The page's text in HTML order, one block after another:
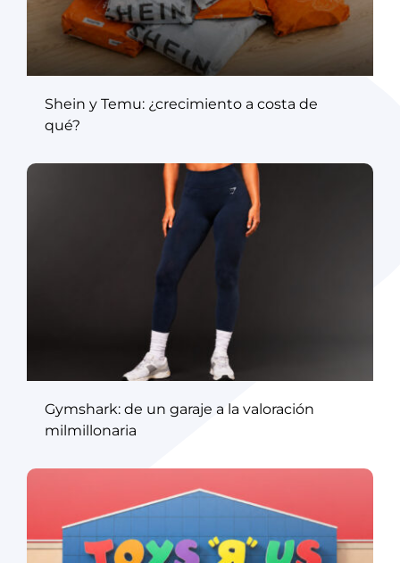
Shein y Temu: ¿crecimiento a costa de
qué?
Gymshark: de un garaje a la valoración
milmillonaria